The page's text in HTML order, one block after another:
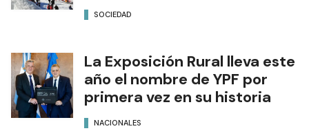
SOCIEDAD
La Exposición Rural lleva este
año el nombre de YPF por
primera vez en su historia
NACIONALES